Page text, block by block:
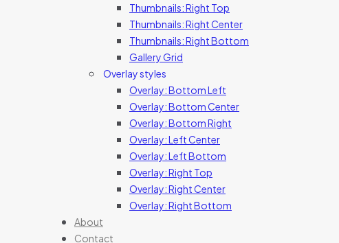
Thumbnails: Right Top
Thumbnails: Right Center
Thumbnails: Right Bottom
Gallery Grid
Overlay styles
Overlay: Bottom Left
Overlay: Bottom Center
Overlay: Bottom Right
Overlay: Left Center
Overlay: Left Bottom
Overlay: Right Top
Overlay: Right Center
Overlay: Right Bottom
About
Contact